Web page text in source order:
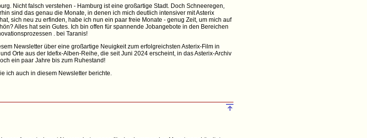
Nicht falsch verstehen - Hamburg ist eine großartige Stadt. Doch Schneeregen,
sind das genau die Monate, in denen ich mich deutlich intensiver mit Asterix
sich neu zu erfinden, habe ich nun ein paar freie Monate - genug Zeit, um mich auf
Alles hat sein Gutes. Ich bin offen für spannende Jobangebote in den Bereichen
. bei Taranis!
Newsletter über eine großartige Neuigkeit zum erfolgreichsten Asterix-Film in
Orte aus der Idefix-Alben-Reihe, die seit Juni 2024 erscheint, in das Asterix-Archiv
ein paar Jahre bis zum Ruhestand!
ich auch in diesem Newsletter berichte.